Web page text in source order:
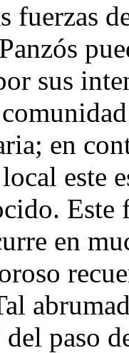
fuerzas
sus
en
este
en
paso